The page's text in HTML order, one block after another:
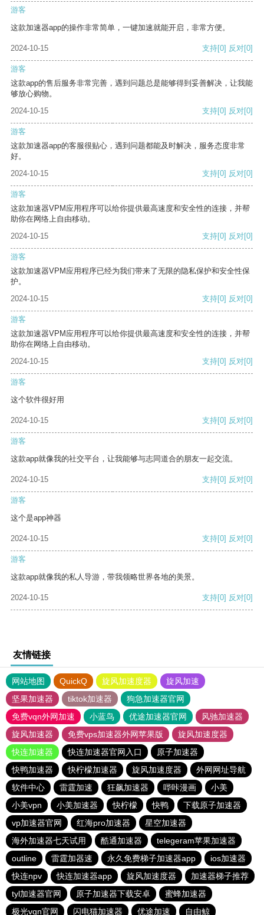
游客
这款加速器app的操作非常简单，一键加速就能开启，非常方便。
2024-10-15 支持[0] 反对[0]
游客
这款app的售后服务非常完善，遇到问题总是能够得到妥善解决，让我能
够放心购物。
2024-10-15
支持[0] 反对[0]
游客
这款加速器app的客服很贴心，遇到问题都能及时解决，服务态度非常
好。
2024-10-15
支持[0] 反对[0]
游客
这款加速器VPM应用程序可以给你提供最高速度和安全性的连接，并帮
助你在网络上自由移动。
2024-10-15
支持[0] 反对[0]
游客
这款加速器VPM应用程序已经为我们带来了无限的隐私保护和安全性保
护。
2024-10-15
支持[0] 反对[0]
游客
这款加速器VPM应用程序可以给你提供最高速度和安全性的连接，并帮
助你在网络上自由移动。
2024-10-15
支持[0] 反对[0]
游客
这个软件很好用
2024-10-15 支持[0] 反对[0]
游客
这款app就像我的社交平台，让我能够与志同道合的朋友一起交流。
2024-10-15 支持[0] 反对[0]
游客
这个是app神器
2024-10-15 支持[0] 反对[0]
游客
这款app就像我的私人导游，带我领略世界各地的美景。
2024-10-15 支持[0] 反对[0]
友情链接
网站地图 QuickQ 旋风加速度器
旋风加速
坚果加速器
tiktok加速器
狗急加速器官网
免费vqn外网加速
小蓝鸟 优途加速器官网
风驰加速器
旋风加速器
免费vps加速器外网苹果版
旋风加速度器
快连加速器
快连加速器官网入口
原子加速器
快鸭加速器
快柠檬加速器 旋风加速度器
外网网址导航
软件中心
雷霆加速 狂飙加速器 哔咔漫画
小美
小美vpn
小美加速器 快柠檬 快鸭
下载原子加速器
vp加速器官网
红海pro加速器
星空加速器
海外加速器七天试用
酷通加速器
telegeram苹果加速器
outline
雷霆加器速 永久免费梯子加速器app
ios加速器
快连npv
快连加速器app 旋风加速度器
加速器梯子推荐
tyl加速器官网
原子加速器下载安卓
蜜蜂加速器
极光vqn官网
闪电猫加速器 优途加速 自由鲸